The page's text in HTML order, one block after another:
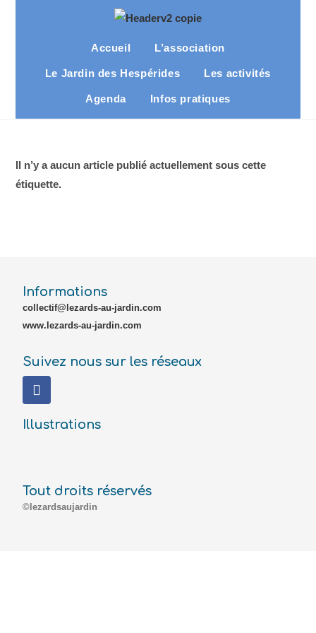
Accueil L’association
Le Jardin des Hespérides Les activités
Agenda Infos pratiques
Il n’y a aucun article publié actuellement sous cette
étiquette.
Informations
collectif@lezards-au-jardin.com
www.lezards-au-jardin.com
Suivez nous sur les réseaux
Illustrations
Tout droits réservés
©lezardsaujardin